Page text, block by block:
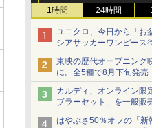
1時間 24時間
ユニクロ、今日から「お
シアサッカーワンピース
ショーツは1990円に
東映の歴代オープニング
に。全5種で8月下旬発売
カルディ、オンライン限
ブラーセット」を一般販
当選無効分
はやぶさ50％オフの「新